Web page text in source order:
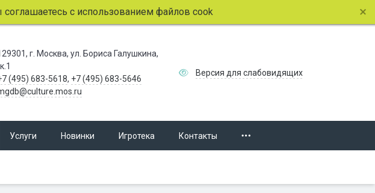
с использованием файлов cookie.Подробнее.
г. Москва, ул. Бориса Галушкина,
(495) 683-5618, +7 (495) 683-5646
Версия для слабовидящих
Услуги Новинки Игротека Контакты